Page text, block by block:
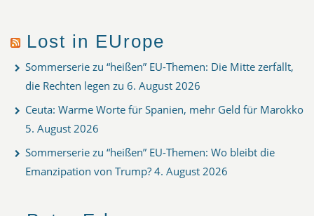
Lost in EUrope
Sommerserie zu “heißen” EU-Themen: Die Mitte zerfällt,
die Rechten legen zu 6. August 2026
Ceuta: Warme Worte für Spanien, mehr Geld für Marokko
5. August 2026
Sommerserie zu “heißen” EU-Themen: Wo bleibt die
Emanzipation von Trump? 4. August 2026